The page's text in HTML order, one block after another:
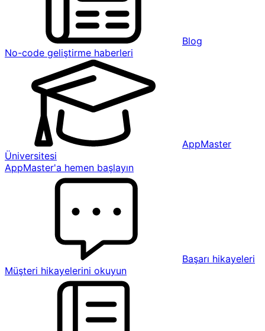
Blog
No-code geliştirme haberleri
AppMaster
Üniversitesi
AppMaster'a hemen başlayın
Başarı hikayeleri
Müşteri hikayelerini okuyun